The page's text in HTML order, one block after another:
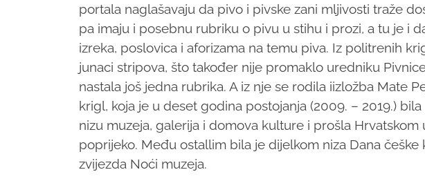
portala naglašavaju da pivo i pivske zani mljivosti traže
pa imaju i posebnu rubriku o pivu u stihu i prozi, a tu je i
izreka, poslovica i aforizama na temu piva. Iz politrenih
junaci stripova, što također nije promaklo uredniku
nastala još jedna rubrika. A iz nje se rodila iizložba Mate
krigl, koja je u deset godina postojanja (2009. – 2019.)
nizu muzeja, galerija i domova kulture i prošla Hrvatskom
poprijeko. Među ostallim bila je dijelkom niza Dana češke
zvijezda Noći muzeja.